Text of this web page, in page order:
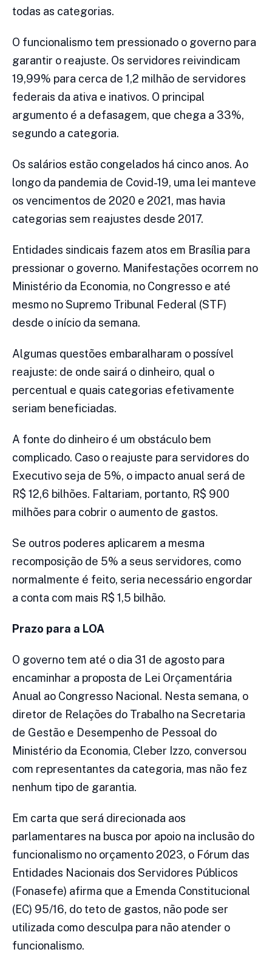
todas as categorias.
O funcionalismo tem pressionado o governo para
garantir o reajuste. Os servidores reivindicam
19,99% para cerca de 1,2 milhão de servidores
federais da ativa e inativos. O principal
argumento é a defasagem, que chega a 33%,
segundo a categoria.
Os salários estão congelados há cinco anos. Ao
longo da pandemia de Covid-19, uma lei manteve
os vencimentos de 2020 e 2021, mas havia
categorias sem reajustes desde 2017.
Entidades sindicais fazem atos em Brasília para
pressionar o governo. Manifestações ocorrem no
Ministério da Economia, no Congresso e até
mesmo no Supremo Tribunal Federal (STF)
desde o início da semana.
Algumas questões embaralharam o possível
reajuste: de onde sairá o dinheiro, qual o
percentual e quais categorias efetivamente
seriam beneficiadas.
A fonte do dinheiro é um obstáculo bem
complicado. Caso o reajuste para servidores do
Executivo seja de 5%, o impacto anual será de
R$ 12,6 bilhões. Faltariam, portanto, R$ 900
milhões para cobrir o aumento de gastos.
Se outros poderes aplicarem a mesma
recomposição de 5% a seus servidores, como
normalmente é feito, seria necessário engordar
a conta com mais R$ 1,5 bilhão.
Prazo para a LOA
O governo tem até o dia 31 de agosto para
encaminhar a proposta de Lei Orçamentária
Anual ao Congresso Nacional. Nesta semana, o
diretor de Relações do Trabalho na Secretaria
de Gestão e Desempenho de Pessoal do
Ministério da Economia, Cleber Izzo, conversou
com representantes da categoria, mas não fez
nenhum tipo de garantia.
Em carta que será direcionada aos
parlamentares na busca por apoio na inclusão do
funcionalismo no orçamento 2023, o Fórum das
Entidades Nacionais dos Servidores Públicos
(Fonasefe) afirma que a Emenda Constitucional
(EC) 95/16, do teto de gastos, não pode ser
utilizada como desculpa para não atender o
funcionalismo.